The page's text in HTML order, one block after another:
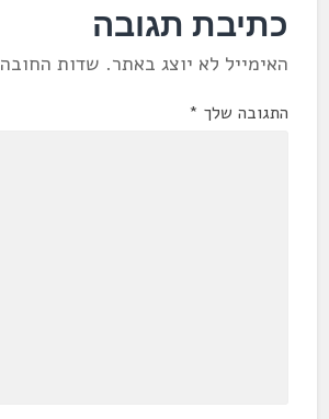
כתיבת תגובה
האימייל לא יוצג באתר. שדות
התגובה שלך *